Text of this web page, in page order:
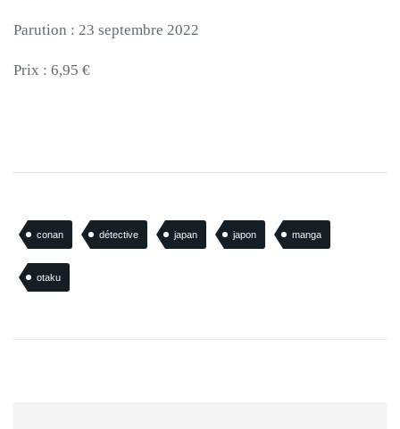
Parution : 23 septembre 2022
Prix : 6,95 €
conan détective japan japon manga
otaku